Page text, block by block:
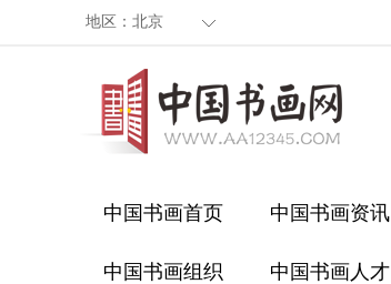
地区： 北京
中国书画首页 中国书画资讯
中国书画组织 中国书画人才